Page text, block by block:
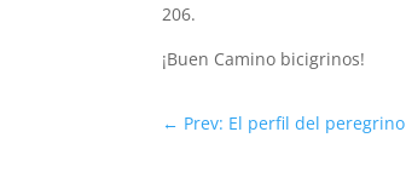
206.
¡Buen Camino bicigrinos!
← Prev: El perfil del